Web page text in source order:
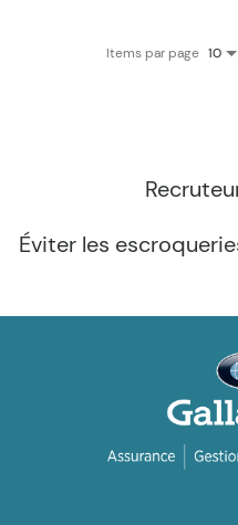
Items par page 10
Éviter les